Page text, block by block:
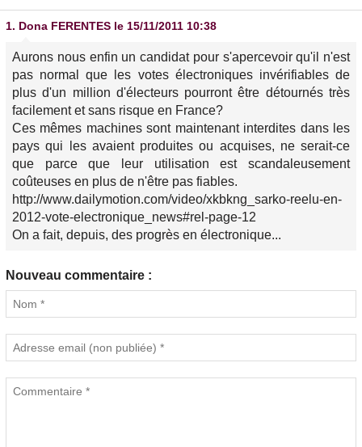
1. Dona FERENTES le 15/11/2011 10:38
Aurons nous enfin un candidat pour s'apercevoir qu'il n'est
pas normal que les votes électroniques invérifiables de
plus d'un million d'électeurs pourront être détournés très
facilement et sans risque en France?
Ces mêmes machines sont maintenant interdites dans les
pays qui les avaient produites ou acquises, ne serait-ce
que parce que leur utilisation est scandaleusement
coûteuses en plus de n'être pas fiables.
http://www.dailymotion.com/video/xkbkng_sarko-reelu-en-
2012-vote-electronique_news#rel-page-12
On a fait, depuis, des progrès en électronique...
Nouveau commentaire :